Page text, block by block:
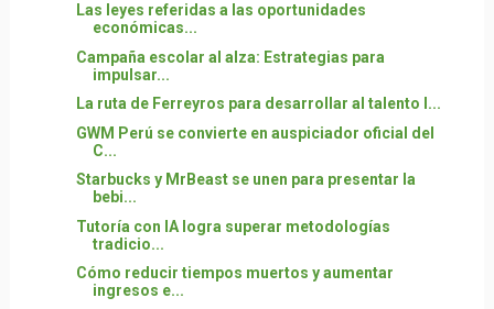
Las leyes referidas a las oportunidades
económicas...
Campaña escolar al alza: Estrategias para
impulsar...
La ruta de Ferreyros para desarrollar al talento l...
GWM Perú se convierte en auspiciador oficial del
C...
Starbucks y MrBeast se unen para presentar la
bebi...
Tutoría con IA logra superar metodologías
tradicio...
Cómo reducir tiempos muertos y aumentar
ingresos e...